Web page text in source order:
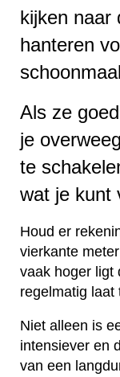
kijken naar
hanteren
Als ze
je
te
wat je kunt
Houd er
vierkante
vaak hoger ligt
regelmatig laat
Niet alleen is
intensiever en
van een